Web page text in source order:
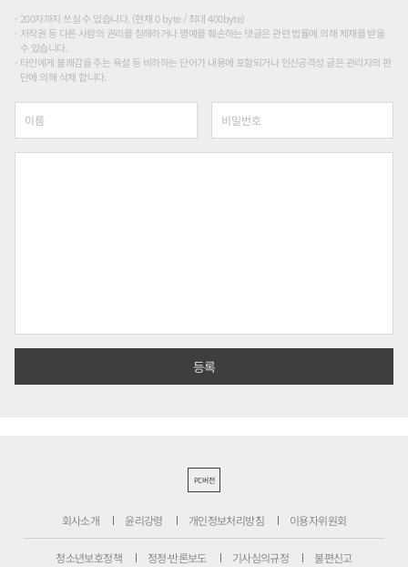
200자까지 쓰실 수 있습니다. (현재 0 byte / 최대 400byte)
저작권 등 다른 사람의 권리를 침해하거나 명예를 훼손하는 댓글은 관련 법률에 의해 제재를 받을
수 있습니다.
타인에게 불쾌감을 주는 욕설 등 비하하는 단어가 내용에 포함되거나 인신공격성 글은 관리자의 판
단에 의해 삭제 합니다.
PC버전
회사소개 윤리강령 개인정보처리방침 이용자위원회
청소년보호정책 정정·반론보도 기사심의규정 불편신고